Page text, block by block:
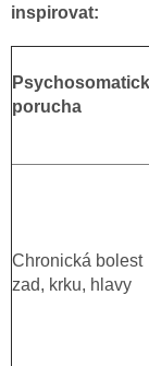
inspirovat:
porucha
Chronická bolest
zad, krku, hlavy